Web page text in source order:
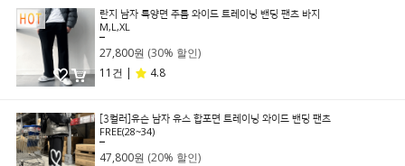
란지 남자 특양면 주름 와이드 트레이닝 밴딩 팬츠 바지
M,L,XL
27,800원 (30% 할인)
11건 |
4.8
[3컬러]유슨 남자 유스 합포면 트레이닝 와이드 밴딩 팬츠
FREE(28~34)
47,800원 (20% 할인)